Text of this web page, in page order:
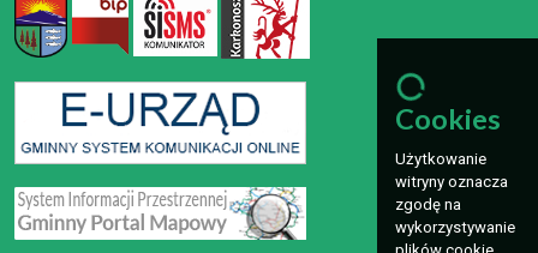
Cookies
Użytkowanie
witryny oznacza
zgodę na
wykorzystywanie